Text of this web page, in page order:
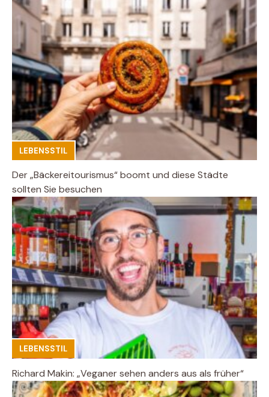
LEBENSSTIL
Der „Bäckereitourismus“ boomt und diese Städte
sollten Sie besuchen
LEBENSSTIL
Richard Makin: „Veganer sehen anders aus als früher“